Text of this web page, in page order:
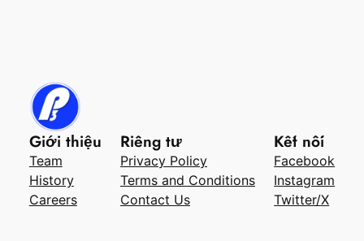
Giới thiệu
Team
History
Careers
Riêng tư
Privacy Policy
Terms and Conditions
Contact Us
Kết nối
Facebook
Instagram
Twitter/X